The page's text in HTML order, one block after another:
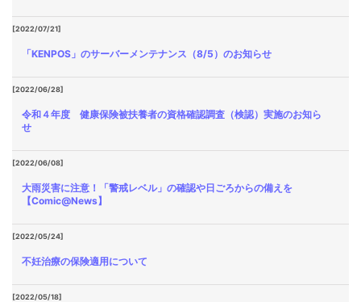
[2022/07/21]
「KENPOS」のサーバーメンテナンス（8/5）のお知らせ
[2022/06/28]
令和４年度 健康保険被扶養者の資格確認調査（検認）実施のお知ら
せ
[2022/06/08]
大雨災害に注意！「警戒レベル」の確認や日ごろからの備えを
【Comic@News】
[2022/05/24]
不妊治療の保険適用について
[2022/05/18]